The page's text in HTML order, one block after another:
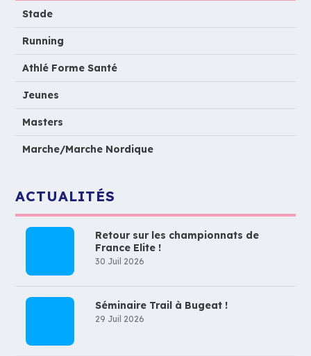
Stade
Running
Athlé Forme Santé
Jeunes
Masters
Marche/Marche Nordique
ACTUALITÉS
Retour sur les championnats de
France Elite !
30 Juil 2026
Séminaire Trail à Bugeat !
29 Juil 2026